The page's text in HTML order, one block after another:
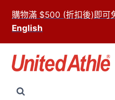
content
購物滿 $500 (折扣後)即可
English